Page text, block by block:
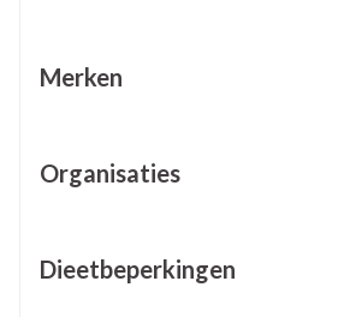
Merken
Organisaties
Dieetbeperkingen